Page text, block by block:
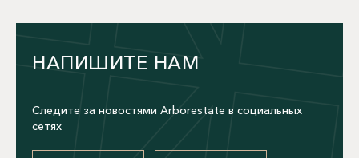
НАПИШИТЕ НАМ
Следите за новостями Arborestate в социальных
сетях